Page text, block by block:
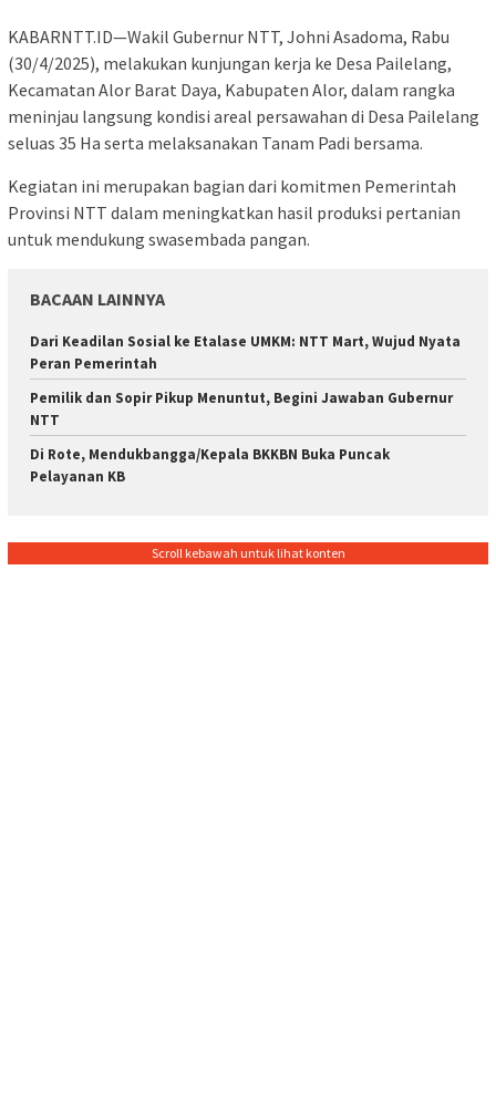
KABARNTT.ID—Wakil Gubernur NTT, Johni Asadoma, Rabu
(30/4/2025), melakukan kunjungan kerja ke Desa Pailelang,
Kecamatan Alor Barat Daya, Kabupaten Alor, dalam rangka
meninjau langsung kondisi areal persawahan di Desa Pailelang
seluas 35 Ha serta melaksanakan Tanam Padi bersama.
Kegiatan ini merupakan bagian dari komitmen Pemerintah
Provinsi NTT dalam meningkatkan hasil produksi pertanian
untuk mendukung swasembada pangan.
BACAAN LAINNYA
Dari Keadilan Sosial ke Etalase UMKM: NTT Mart, Wujud Nyata
Peran Pemerintah
Pemilik dan Sopir Pikup Menuntut, Begini Jawaban Gubernur
NTT
Di Rote, Mendukbangga/Kepala BKKBN Buka Puncak
Pelayanan KB
Scroll kebawah untuk lihat konten